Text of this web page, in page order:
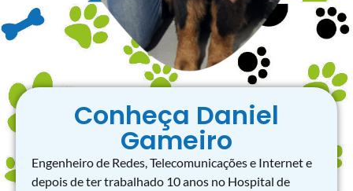
Conheça Daniel
Gameiro
Engenheiro de Redes, Telecomunicações e Internet e
depois de ter trabalhado 10 anos no Hospital de